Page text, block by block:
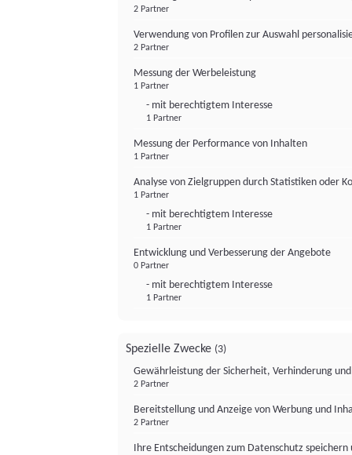
2 Partner
Verwendung von Profilen zur Auswahl
2 Partner
Messung der Werbeleistung
1 Partner
- mit berechtigtem Interesse
1 Partner
Messung der Performance von Inhalten
1 Partner
Analyse von Zielgruppen durch Statistiken oder
1 Partner
- mit berechtigtem Interesse
1 Partner
Entwicklung und Verbesserung der Angebote
0 Partner
- mit berechtigtem Interesse
1 Partner
Spezielle Zwecke (3)
Gewährleistung der Sicherheit, Verhinderung
2 Partner
Bereitstellung und Anzeige von Werbung und
2 Partner
Ihre Entscheidungen zum Datenschutz